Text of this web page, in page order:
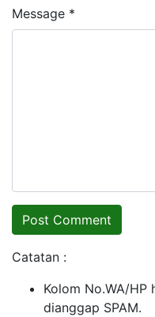
Message *
Catatan :
Kolom No.WA/HP
dianggap SPAM.